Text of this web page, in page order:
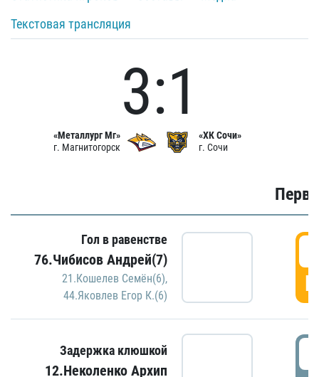
Текстовая трансляция
«Металлург Мг»
г. Магнитогорск
3:1
«ХК Сочи»
г. Сочи
Гол в равенстве
76.Чибисов Андрей(7)
21.Кошелев Семён(6),
44.Яковлев Егор К.(6)
Задержка клюшкой
12.Неколенко Архип